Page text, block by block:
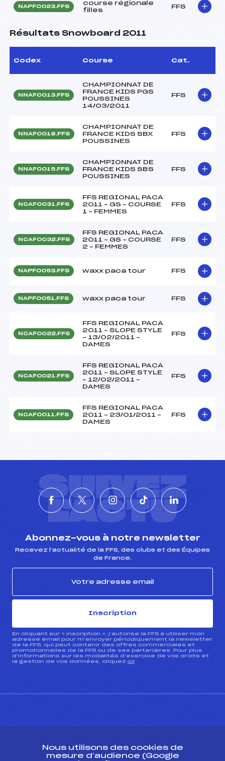
NAPF0023.FFS
course régionale
filles
FFS
Résultats Snowboard 2011
Codex Course Cat.
NNAF0013.FFS
CHAMPIONNAT DE
FRANCE KIDS PGS
POUSSINES
14/03/2011
FFS
NNAF0018.FFS
CHAMPIONNAT DE
FRANCE KIDS SBX
POUSSINES
FFS
NNAF0015.FFS
CHAMPIONNAT DE
FRANCE KIDS SBS
POUSSINES
FFS
NCAF0031.FFS
FFS REGIONAL PACA
2011 – GS – COURSE
1 – FEMMES
FFS
NCAF0032.FFS
FFS REGIONAL PACA
2011 – GS – COURSE
2 – FEMMES
FFS
NAPF0053.FFS waxx paca tour FFS
NAPF0051.FFS waxx paca tour FFS
NCAF0022.FFS
FFS REGIONAL PACA
2011 – SLOPE STYLE
– 13/02/2011 –
DAMES
FFS
NCAF0021.FFS
FFS REGIONAL PACA
2011 – SLOPE STYLE
– 12/02/2011 –
DAMES
FFS
NCAF0011.FFS
FFS REGIONAL PACA
2011 – 23/01/2011 –
DAMES
FFS
SUIVEZ
L'ACTU
Abonnez-vous à notre newsletter
Recevez l’actualité de la FFS, des clubs et des Équipes
de France.
Inscription
En cliquant sur « inscription », j’autorise la FFS à utiliser mon
adresse email pour m’envoyer périodiquement la newsletter
de la FFS, qui peut contenir des offres commerciales et
promotionnelles de la FFS ou de ses partenaires. Pour plus
d’informations sur les modalités d’exercice de vos droits et
la gestion de vos données, cliquez ici
ESPACE PRESSE
Nous utilisons des cookies de
mesure d’audience (Google